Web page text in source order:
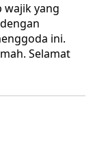
wajik yang
ini.
Selamat